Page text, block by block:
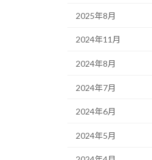
2025年8月
2024年11月
2024年8月
2024年7月
2024年6月
2024年5月